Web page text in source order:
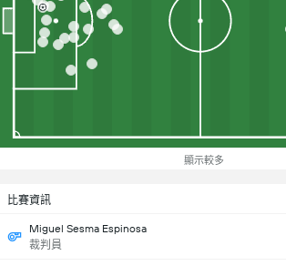
顯示較多
比賽資訊
Miguel Sesma Espinosa
裁判員